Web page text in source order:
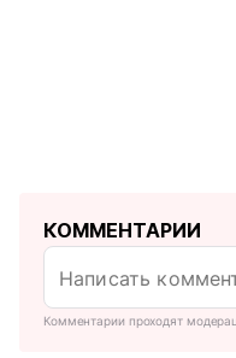
КОММЕНТАРИИ
Комментарии проходят